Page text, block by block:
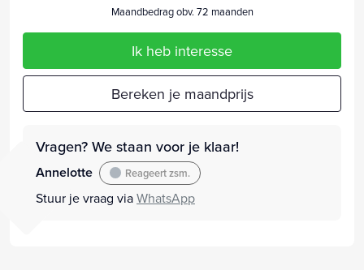
Maandbedrag obv. 72 maanden
Ik heb interesse
Bereken je maandprijs
Vragen? We staan voor je klaar!
Annelotte Reageert zsm.
Stuur je vraag viaWhatsApp